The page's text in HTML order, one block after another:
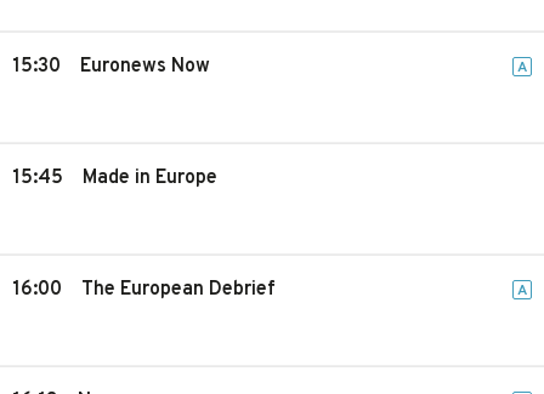
15:30 Euronews Now A
15:45 Made in Europe
16:00 The European Debrief A